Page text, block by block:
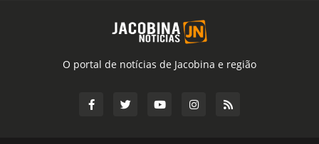
O portal de notícias de Jacobina e região